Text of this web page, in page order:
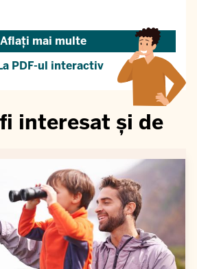
Aflați mai multe
PDF-ul interactiv
interesat și de